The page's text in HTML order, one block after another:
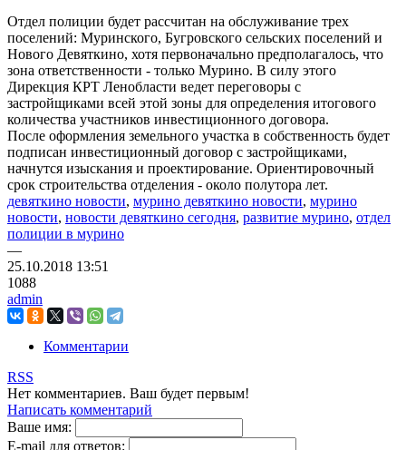
Отдел полиции будет рассчитан на обслуживание трех
поселений: Муринского, Бугровского сельских поселений и
Нового Девяткино, хотя первоначально предполагалось, что
зона ответственности - только Мурино. В силу этого
Дирекция КРТ Ленобласти ведет переговоры с
застройщиками всей этой зоны для определения итогового
количества участников инвестиционного договора.
После оформления земельного участка в собственность будет
подписан инвестиционный договор с застройщиками,
начнутся изыскания и проектирование. Ориентировочный
срок строительства отделения - около полутора лет.
девяткино новости, мурино девяткино новости, мурино
новости, новости девяткино сегодня, развитие мурино, отдел
полиции в мурино
—
25.10.2018 13:51
1088
admin
Комментарии
RSS
Нет комментариев. Ваш будет первым!
Написать комментарий
Ваше имя:
E-mail для ответов: